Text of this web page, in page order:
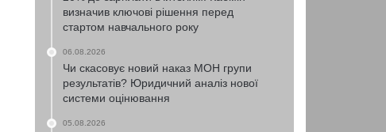
визначив ключові рішення перед
стартом навчального року
06.08.2026
Чи скасовує новий наказ МОН групи
результатів? Юридичний аналіз нової
системи оцінювання
05.08.2026